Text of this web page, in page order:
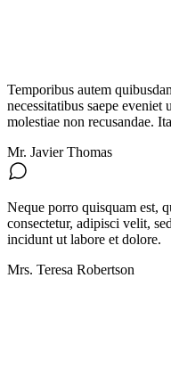
Temporibus autem
necessitatibus saepe eveniet
molestiae non recusandae.
Mr. Javier Thomas
Neque porro quisquam est,
consectetur, adipisci velit,
incidunt ut labore et dolore.
Mrs. Teresa Robertson